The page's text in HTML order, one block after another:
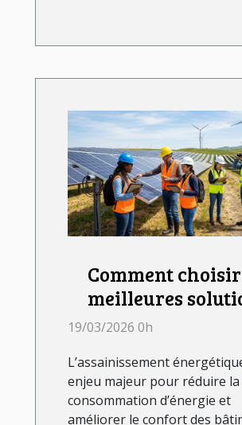
Comment
meilleures
pour
19/03/2026 0h
L’assainissement
enjeu majeur pour réduire la
consommation d’énergie et
améliorer le confort des